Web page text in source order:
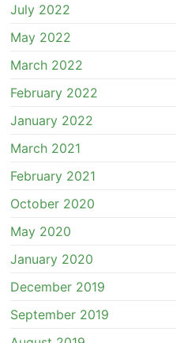
July 2022
May 2022
March 2022
February 2022
January 2022
March 2021
February 2021
October 2020
May 2020
January 2020
December 2019
September 2019